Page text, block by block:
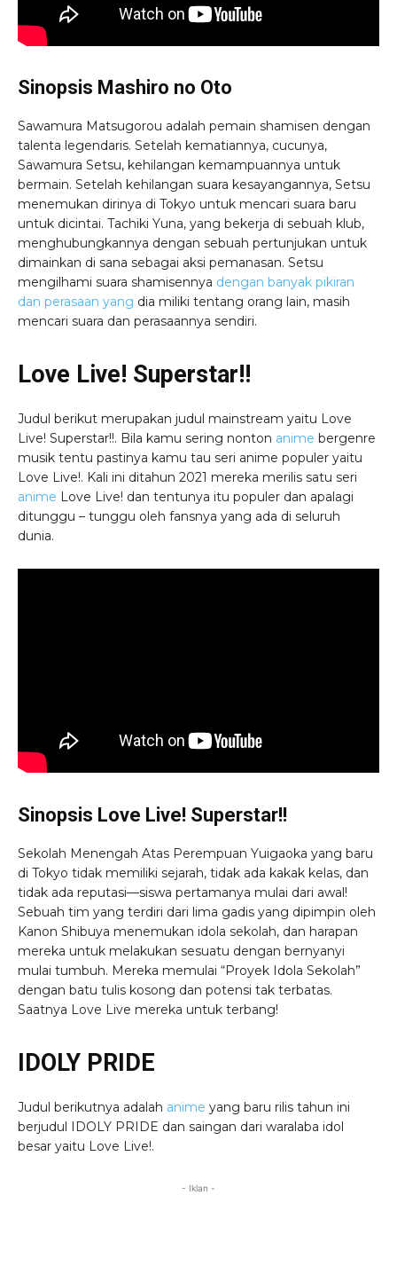
Sinopsis Mashiro no Oto
Sawamura Matsugorou adalah pemain shamisen dengan
talenta legendaris. Setelah kematiannya, cucunya,
Sawamura Setsu, kehilangan kemampuannya untuk
bermain. Setelah kehilangan suara kesayangannya, Setsu
menemukan dirinya di Tokyo untuk mencari suara baru
untuk dicintai. Tachiki Yuna, yang bekerja di sebuah klub,
menghubungkannya dengan sebuah pertunjukan untuk
dimainkan di sana sebagai aksi pemanasan. Setsu
mengilhami suara shamisennya dengan banyak pikiran
dan perasaan yang dia miliki tentang orang lain, masih
mencari suara dan perasaannya sendiri.
Love Live! Superstar!!
Judul berikut merupakan judul mainstream yaitu Love
Live! Superstar!!. Bila kamu sering nonton anime bergenre
musik tentu pastinya kamu tau seri anime populer yaitu
Love Live!. Kali ini ditahun 2021 mereka merilis satu seri
anime Love Live! dan tentunya itu populer dan apalagi
ditunggu – tunggu oleh fansnya yang ada di seluruh
dunia.
Sinopsis Love Live! Superstar!!
Sekolah Menengah Atas Perempuan Yuigaoka yang baru
di Tokyo tidak memiliki sejarah, tidak ada kakak kelas, dan
tidak ada reputasi—siswa pertamanya mulai dari awal!
Sebuah tim yang terdiri dari lima gadis yang dipimpin oleh
Kanon Shibuya menemukan idola sekolah, dan harapan
mereka untuk melakukan sesuatu dengan bernyanyi
mulai tumbuh. Mereka memulai “Proyek Idola Sekolah”
dengan batu tulis kosong dan potensi tak terbatas.
Saatnya Love Live mereka untuk terbang!
IDOLY PRIDE
Judul berikutnya adalah anime yang baru rilis tahun ini
berjudul IDOLY PRIDE dan saingan dari waralaba idol
besar yaitu Love Live!.
- Iklan -